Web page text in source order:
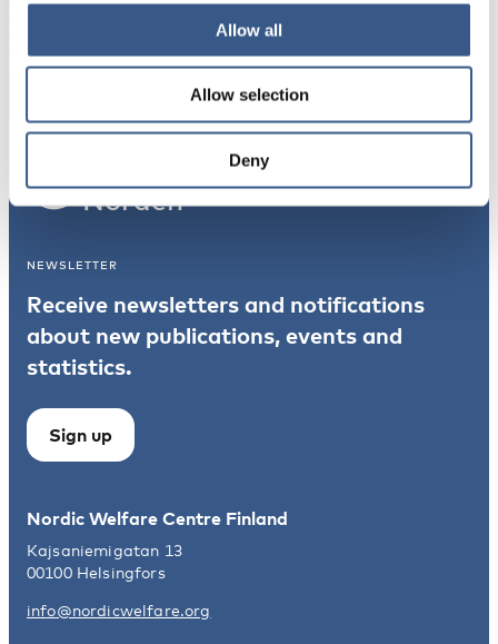
Allow all
Allow selection
Deny
Integration
Norden
NEWSLETTER
Receive newsletters and notifications
about new publications, events and
statistics.
Sign up
Nordic Welfare Centre Finland
Kajsaniemigatan 13
00100 Helsingfors
info@nordicwelfare.org